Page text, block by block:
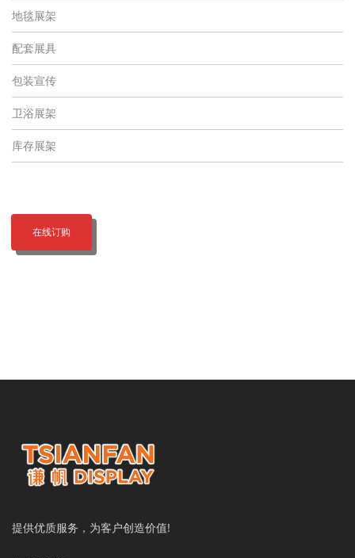
地毯展架
配套展具
包装宣传
卫浴展架
库存展架
在线订购
提供优质服务，为客户创造价值!